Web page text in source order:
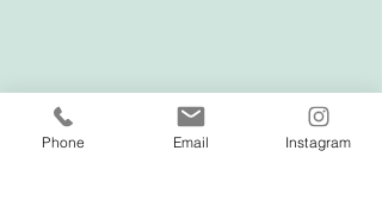
Phone Email Instagram